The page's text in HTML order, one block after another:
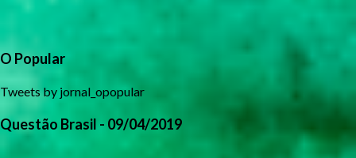
O Popular
Tweets by jornal_opopular
Questão Brasil - 09/04/2019